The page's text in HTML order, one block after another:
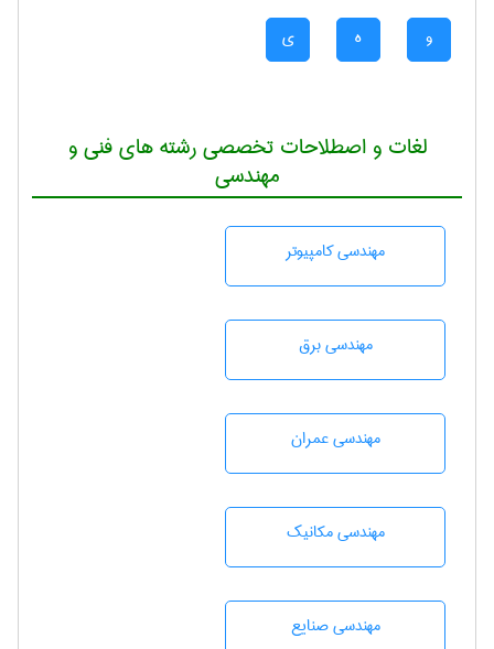
و ه ی
لغات و اصطلاحات تخصصی رشته های فنی و
مهندسی
مهندسی كامپيوتر
مهندسی برق
مهندسی عمران
مهندسی مکانیک
مهندسی صنايع